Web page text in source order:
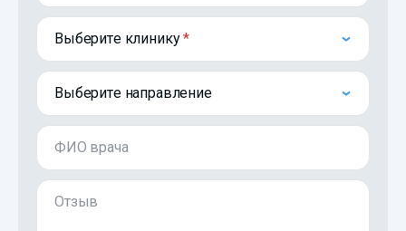
Выберите клинику
Выберите направление
ФИО врача
Отзыв